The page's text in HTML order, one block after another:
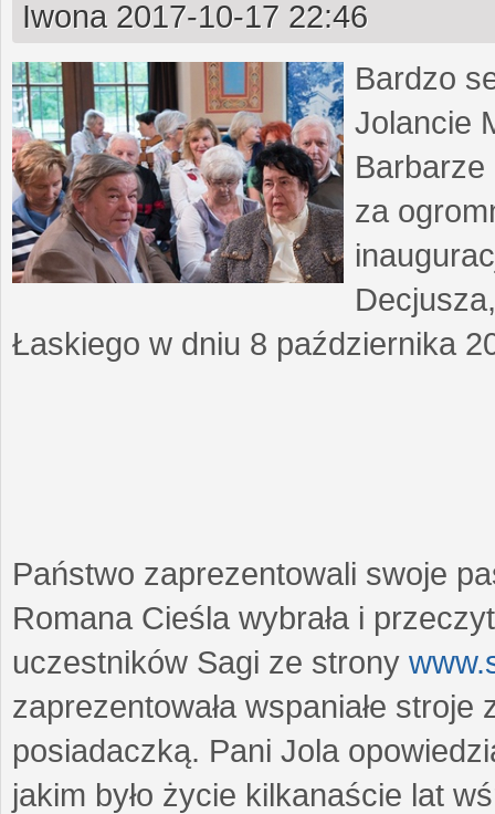
Iwona 2017-10-17 22:46
Bardzo
Jolancie
Barbarze
za
Łaskiego w dniu 8 października
Państwo zaprezentowali swoje
Romana Cieśla wybrała i
uczestników Sagi ze strony
zaprezentowała wspaniałe
posiadaczką. Pani Jola
jakim było życie kilkanaście lat